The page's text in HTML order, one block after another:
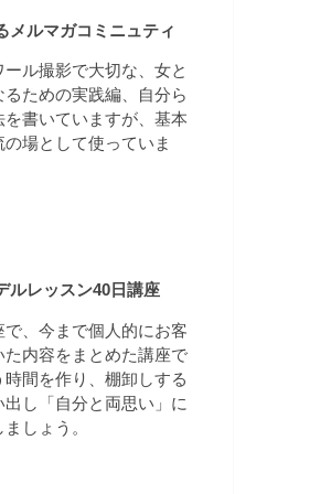
メルマガコミニュティ
ル撮影で大切な、女と
ための実践編、自分ら
書いていますが、基本
場として使っていま
ルレッスン40日講座
、今まで個人的にお客
内容をまとめた講座で
間を作り、棚卸しする
し「自分と両思い」に
しょう。